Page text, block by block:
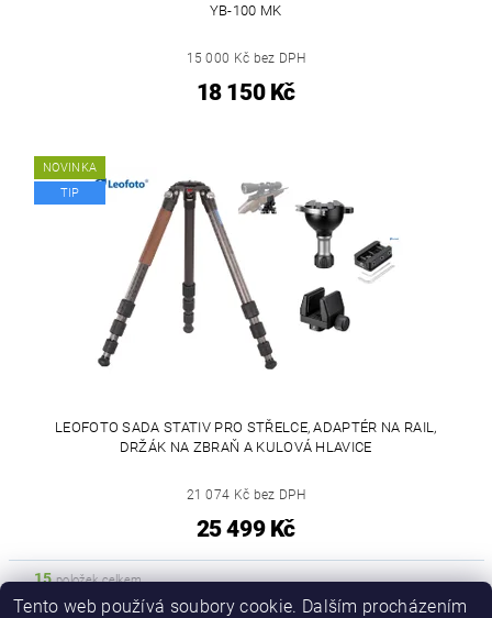
YB-100 MK
15 000 Kč bez DPH
18 150 Kč
NOVINKA
TIP
LEOFOTO SADA STATIV PRO STŘELCE, ADAPTÉR NA RAIL,
DRŽÁK NA ZBRAŇ A KULOVÁ HLAVICE
21 074 Kč bez DPH
25 499 Kč
15položek celkem
Tento web používá soubory cookie. Dalším procházením